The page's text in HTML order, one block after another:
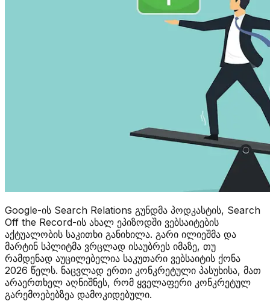
Google-ის Search Relations გუნდმა პოდკასტის, Search
Off the Record-ის ახალ ეპიზოდში ვებსაიტების
აქტუალობის საკითხი განიხილა. გარი ილიეშმა და
მარტინ სპლიტმა ვრცლად ისაუბრეს იმაზე, თუ
რამდენად აუცილებელია საკუთარი ვებსაიტის ქონა
2026 წელს. ნაცვლად ერთი კონკრეტული პასუხისა, მათ
არაერთხელ აღნიშნეს, რომ ყველაფერი კონკრეტულ
გარემოებებზეა დამოკიდებული.